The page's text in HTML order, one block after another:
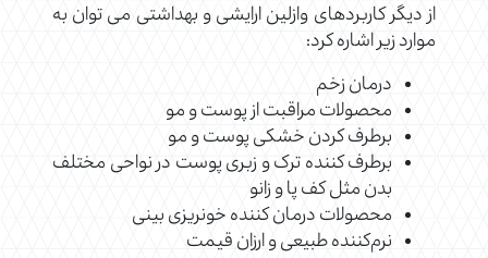
از دیگر کاربردهای وازلین ارایشی و بهداشتی می توان به
موارد زیر اشاره کرد:
درمان زخم
محصولات مراقبت از پوست و مو
برطرف کردن خشکی پوست و مو
برطرف کننده ترک و زبری پوست در نواحی مختلف
بدن مثل کف پا و زانو
محصولات درمان کننده خونریزی بینی
نرم‌کننده طبیعی و ارزان قیمت